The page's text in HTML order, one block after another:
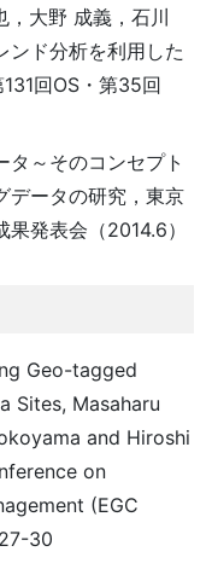
大野 成義，石川
ンド分析を利用した
回OS・第35回
～そのコンセプト
データの研究，東京
発表会（2014.6）
Geo-tagged
Sites, Masaharu
and Hiroshi
on
(EGC
30